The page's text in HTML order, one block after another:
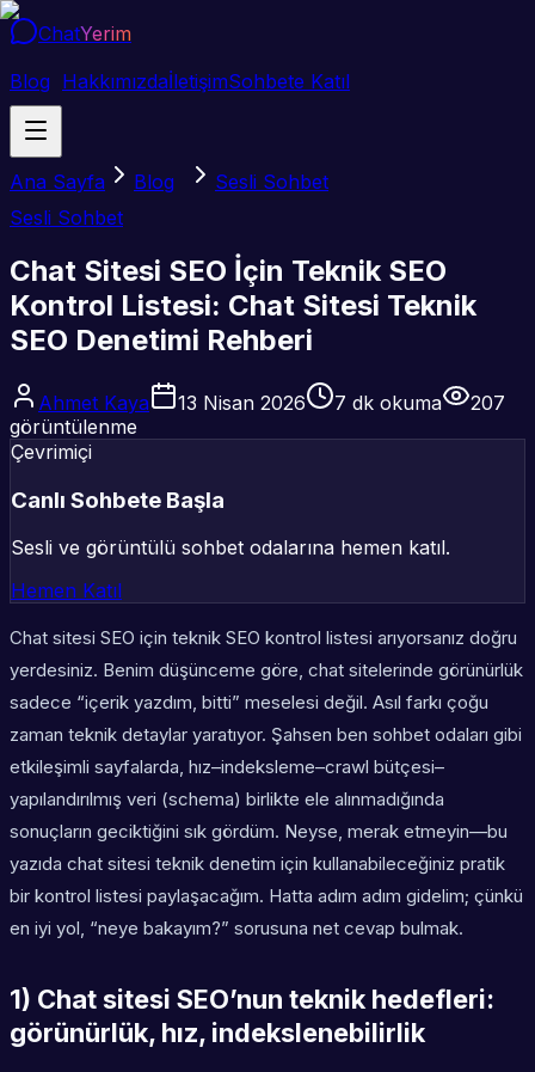
ChatYerim
Blog HakkımızdaİletişimSohbete Katıl
Ana Sayfa Blog
Sesli Sohbet
Sesli Sohbet
Chat Sitesi SEO İçin Teknik SEO
Kontrol Listesi: Chat Sitesi Teknik
SEO Denetimi Rehberi
Ahmet Kaya 13 Nisan 2026 7 dk okuma
207
görüntülenme
Çevrimiçi
Canlı Sohbete Başla
Sesli ve görüntülü sohbet odalarına hemen katıl.
Hemen Katıl
Chat sitesi SEO için teknik SEO kontrol listesi arıyorsanız doğru
yerdesiniz. Benim düşünceme göre, chat sitelerinde görünürlük
sadece “içerik yazdım, bitti” meselesi değil. Asıl farkı çoğu
zaman teknik detaylar yaratıyor. Şahsen ben sohbet odaları gibi
etkileşimli sayfalarda, hız–indeksleme–crawl bütçesi–
yapılandırılmış veri (schema) birlikte ele alınmadığında
sonuçların geciktiğini sık gördüm. Neyse, merak etmeyin—bu
yazıda chat sitesi teknik denetim için kullanabileceğiniz pratik
bir kontrol listesi paylaşacağım. Hatta adım adım gidelim; çünkü
en iyi yol, “neye bakayım?” sorusuna net cevap bulmak.
1) Chat sitesi SEO’nun teknik hedefleri:
görünürlük, hız, indekslenebilirlik